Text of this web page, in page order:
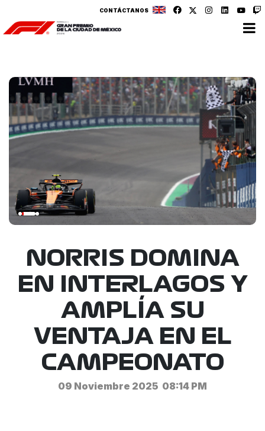
CONTÁCTANOS
NORRIS DOMINA
EN INTERLAGOS Y
AMPLÍA SU
VENTAJA EN EL
CAMPEONATO
09 Noviembre 2025 08:14 PM